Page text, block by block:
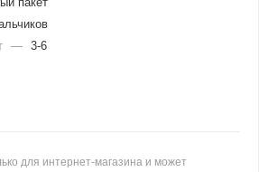
— 3-6
для интернет-магазина и может